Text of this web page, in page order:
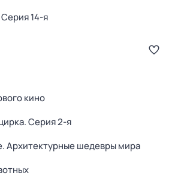
Серия 14-я
кино
. Серия 2-я
Архитектурные шедевры мира